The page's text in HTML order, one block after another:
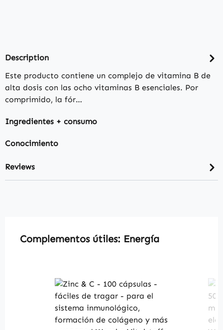
Description
Este producto contiene un complejo de vitamina B de
alta dosis con las ocho vitaminas B esenciales. Por
comprimido, la fór…
Ingredientes + consumo
Conocimiento
Reviews
Skip product gallery
Complementos útiles: Energía